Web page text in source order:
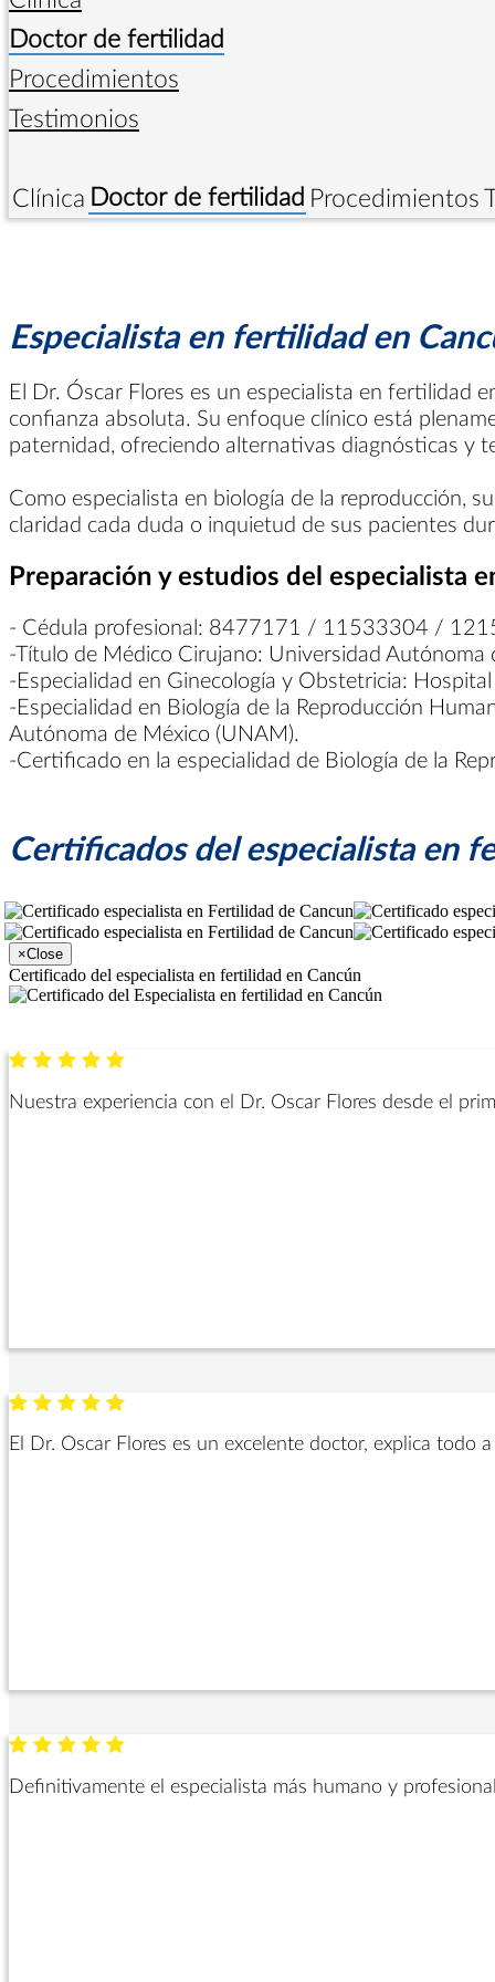
Doctor de fertilidad
Procedimientos
Testimonios
Clínica Doctor de fertilidad Procedimientos
Especialista en fertilidad en
El Dr. Óscar Flores es un especialista en fertilidad
confianza absoluta. Su enfoque clínico está
paternidad, ofreciendo alternativas diagnósticas y
Como especialista en biología de la reproducción,
claridad cada duda o inquietud de sus pacientes
Preparación y estudios del especialista
- Cédula profesional: 8477171 / 11533304 /
-Título de Médico Cirujano: Universidad Autónoma
-Especialidad en Ginecología y Obstetricia:
-Especialidad en Biología de la Reproducción
Autónoma de México (UNAM).
-Certificado en la especialidad de Biología de la
Certificados del especialista en
×Close
Certificado del especialista en fertilidad en Cancún
Nuestra experiencia con el Dr. Oscar Flores desde el
El Dr. Oscar Flores es un excelente doctor, explica todo
Definitivamente el especialista más humano y